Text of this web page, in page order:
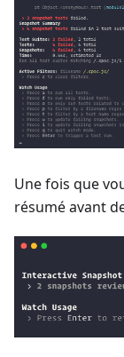
Une fois que
résumé avant